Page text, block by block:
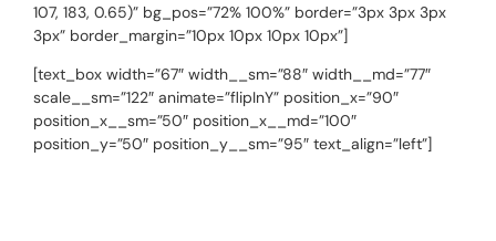
107, 183, 0.65)” bg_pos=”72% 100%” border=”3px 3px 3px
3px” border_margin=”10px 10px 10px 10px”]
[text_box width=”67″ width__sm=”88″ width__md=”77″
scale__sm=”122″ animate=”flipInY” position_x=”90″
position_x__sm=”50″ position_x__md=”100″
position_y=”50″ position_y__sm=”95″ text_align=”left”]